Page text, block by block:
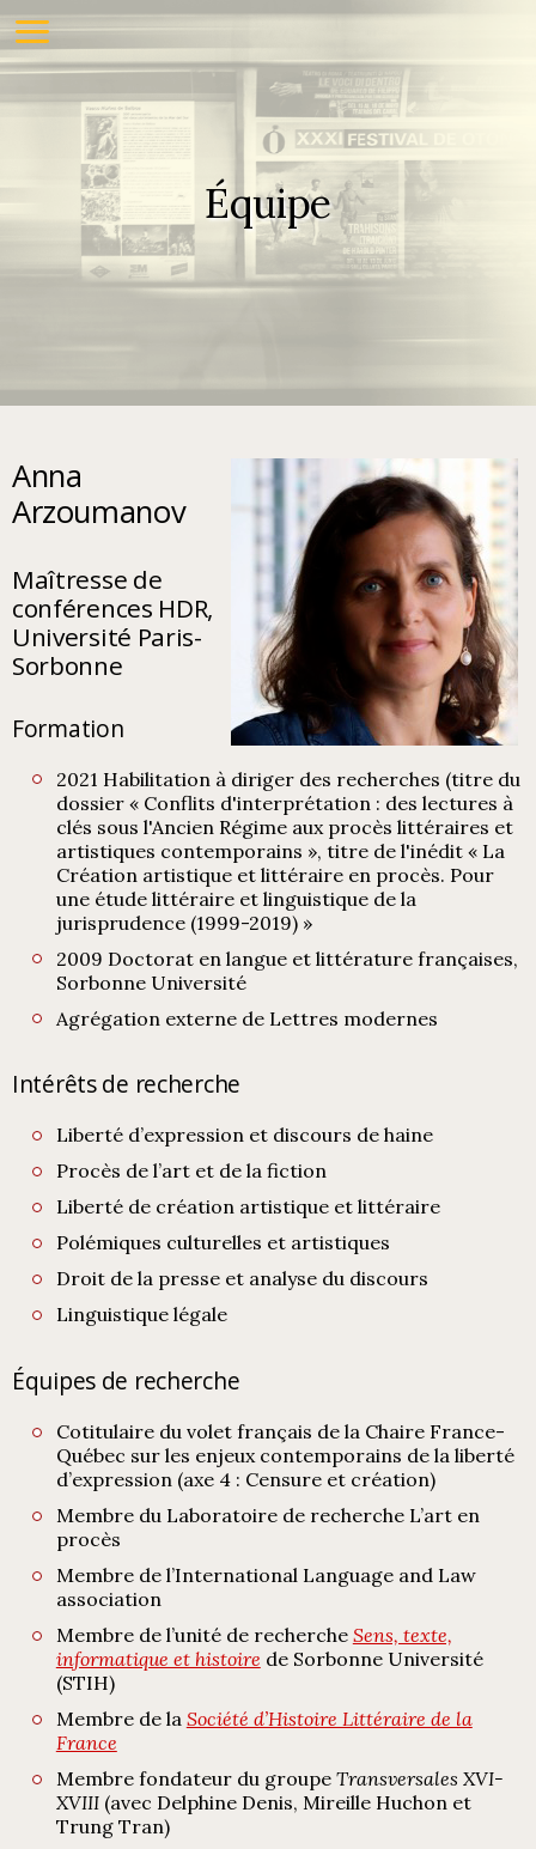
Équipe
Anna
Arzoumanov
Maîtresse de
conférences HDR,
Université Paris-
Sorbonne
Formation
2021 Habilitation à diriger des recherches (titre du
dossier « Conflits d'interprétation : des lectures à
clés sous l'Ancien Régime aux procès littéraires et
artistiques contemporains », titre de l'inédit « La
Création artistique et littéraire en procès. Pour
une étude littéraire et linguistique de la
jurisprudence (1999-2019) »
2009 Doctorat en langue et littérature françaises,
Sorbonne Université
Agrégation externe de Lettres modernes
Intérêts de recherche
Liberté d’expression et discours de haine
Procès de l’art et de la fiction
Liberté de création artistique et littéraire
Polémiques culturelles et artistiques
Droit de la presse et analyse du discours
Linguistique légale
Équipes de recherche
Cotitulaire du volet français de la Chaire France-
Québec sur les enjeux contemporains de la liberté
d’expression (axe 4 : Censure et création)
Membre du Laboratoire de recherche L’art en
procès
Membre de l’International Language and Law
association
Membre de l’unité de recherche Sens, texte,
informatique et histoire de Sorbonne Université
(STIH)
Membre de la Société d’Histoire Littéraire de la
France
Membre fondateur du groupe Transversales XVI-
XVIII (avec Delphine Denis, Mireille Huchon et
Trung Tran)